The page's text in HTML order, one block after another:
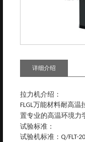
详细介绍
拉力机介绍 ：
FLGL万能材料耐高温
置专业的高温环境力
试验标准：
试验机标准 ： Q/FLT-20